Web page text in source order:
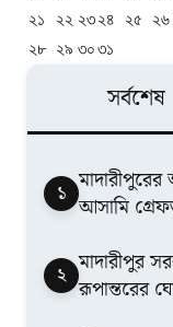
২১
২২ ২৩২৪ ২৫ ২৬
২৮ ২৯ ৩০৩১
সর্বশেষ
১ আসামি
২ মাদারীপুর
রূপান্তরের